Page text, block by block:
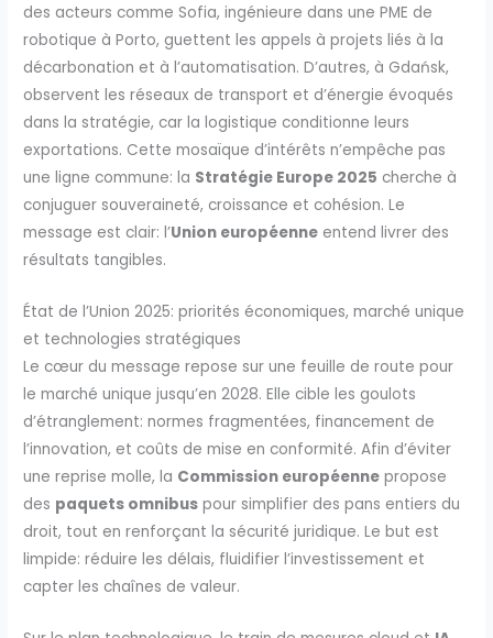
des acteurs comme Sofia, ingénieure dans une PME de
robotique à Porto, guettent les appels à projets liés à la
décarbonation et à l’automatisation. D’autres, à Gdańsk,
observent les réseaux de transport et d’énergie évoqués
dans la stratégie, car la logistique conditionne leurs
exportations. Cette mosaïque d’intérêts n’empêche pas
une ligne commune: la Stratégie Europe 2025 cherche à
conjuguer souveraineté, croissance et cohésion. Le
message est clair: l’Union européenne entend livrer des
résultats tangibles.
État de l’Union 2025: priorités économiques, marché unique
et technologies stratégiques
Le cœur du message repose sur une feuille de route pour
le marché unique jusqu’en 2028. Elle cible les goulots
d’étranglement: normes fragmentées, financement de
l’innovation, et coûts de mise en conformité. Afin d’éviter
une reprise molle, la Commission européenne propose
des paquets omnibus pour simplifier des pans entiers du
droit, tout en renforçant la sécurité juridique. Le but est
limpide: réduire les délais, fluidifier l’investissement et
capter les chaînes de valeur.